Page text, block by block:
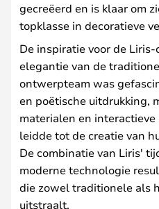
gecreëerd en is klaar om
topklasse in decoratieve
De inspiratie voor de
elegantie van de
ontwerpteam was
en poëtische uitdrukking,
materialen en
leidde tot de creatie van
De combinatie van Liris'
moderne technologie
die zowel traditionele als
uitstraalt.